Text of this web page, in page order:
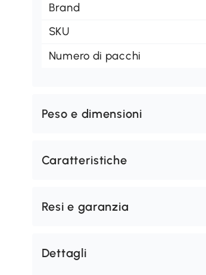
Brand
SKU
Numero di pacchi
Peso e dimensioni
Caratteristiche
Resi e garanzia
Dettagli